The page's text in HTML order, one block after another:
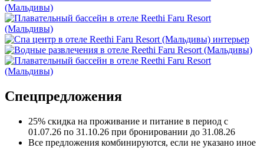
Спецпредложения
25% скидка на проживание и питание в период с
01.07.26 по 31.10.26 при бронировании до 31.08.26
Все предложения комбинируются, если не указано иное